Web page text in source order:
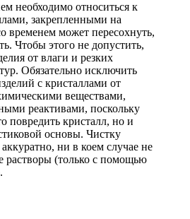
необходимо относиться к
закрепленными на
временем может пересохнуть,
Чтобы этого не допустить,
от влаги и резких
Обязательно исключить
с кристаллами от
веществами,
реактивами, поскольку
повредить кристалл, но и
основы. Чистку
ни в коем случае не
растворы (только с помощью